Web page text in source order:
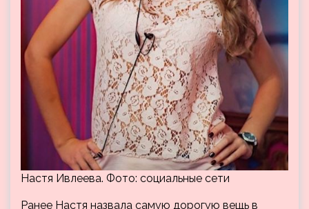
Настя Ивлеева. Фото: социальные сети
Ранее Настя назвала самую дорогую вещь в